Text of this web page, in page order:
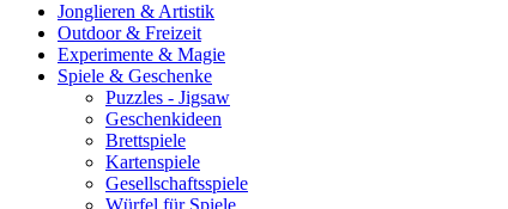
Jonglieren & Artistik
Outdoor & Freizeit
Experimente & Magie
Spiele & Geschenke
Puzzles - Jigsaw
Geschenkideen
Brettspiele
Kartenspiele
Gesellschaftsspiele
Würfel für Spiele